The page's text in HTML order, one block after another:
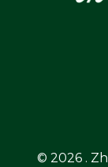
© 2026 .